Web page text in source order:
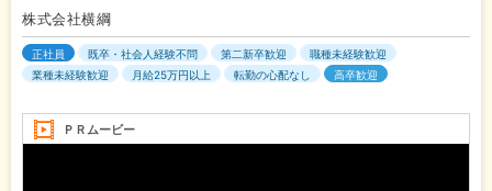
株式会社横綱
正社員 既卒・社会人経験不問 第二新卒歓迎
職種未経験歓迎
業種未経験歓迎
月給25万円以上 転勤の心配なし 高卒歓迎
ＰＲムービー